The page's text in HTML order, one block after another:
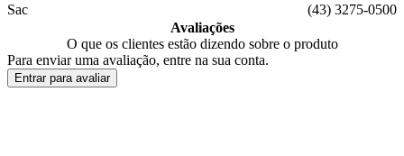
Sac
(43) 3275-0500
Avaliações
O que os clientes estão dizendo sobre o produto
Para enviar uma avaliação, entre na sua conta.
Entrar para avaliar